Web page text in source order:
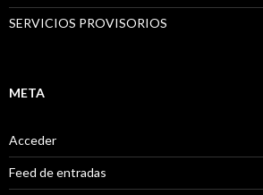
SERVICIOS PROVISORIOS
META
Acceder
Feed de entradas